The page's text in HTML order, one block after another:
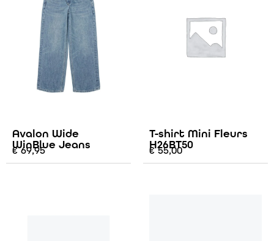
Avalon Wide
WinBlue Jeans
€69,95
T-shirt Mini Fleurs
H26BT50
€55,00